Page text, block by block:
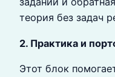
теория без задач
2. Практика и
Этот блок